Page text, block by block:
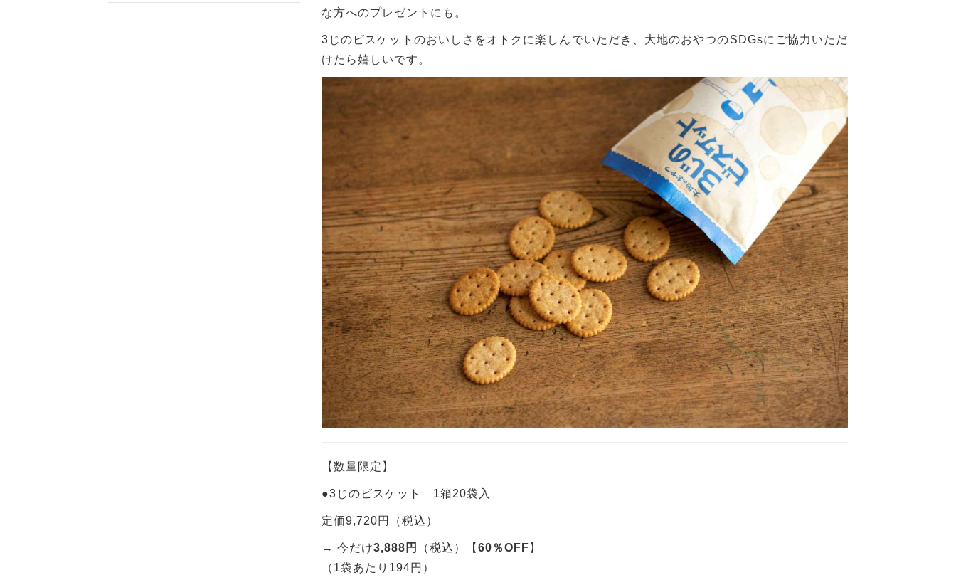
な方へのプレゼントにも。
3 じのビスケットのおいしさをオトクに楽しんでいただき、大地のおやつのSDGsにご協力いただ
けたら嬉しいです。
【数量限定】
●3 じのビスケット 1箱20袋入
定価9,720円（税込）
→ 今だけ3,888 円 （税込）【 60 ％OFF 】
（ 1袋あたり 194円）